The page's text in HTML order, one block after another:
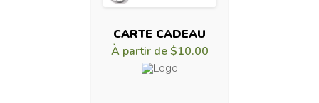
CARTE CADEAU
À partir de $10.00